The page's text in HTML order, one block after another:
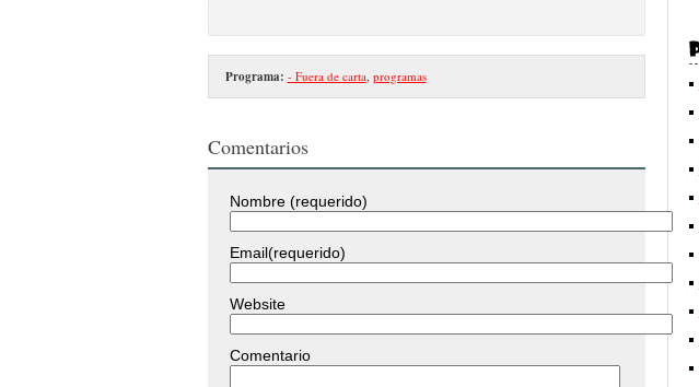
Programa: - Fuera de carta programas
Comentarios
Nombre (requerido)
Email(requerido)
Website
Comentario